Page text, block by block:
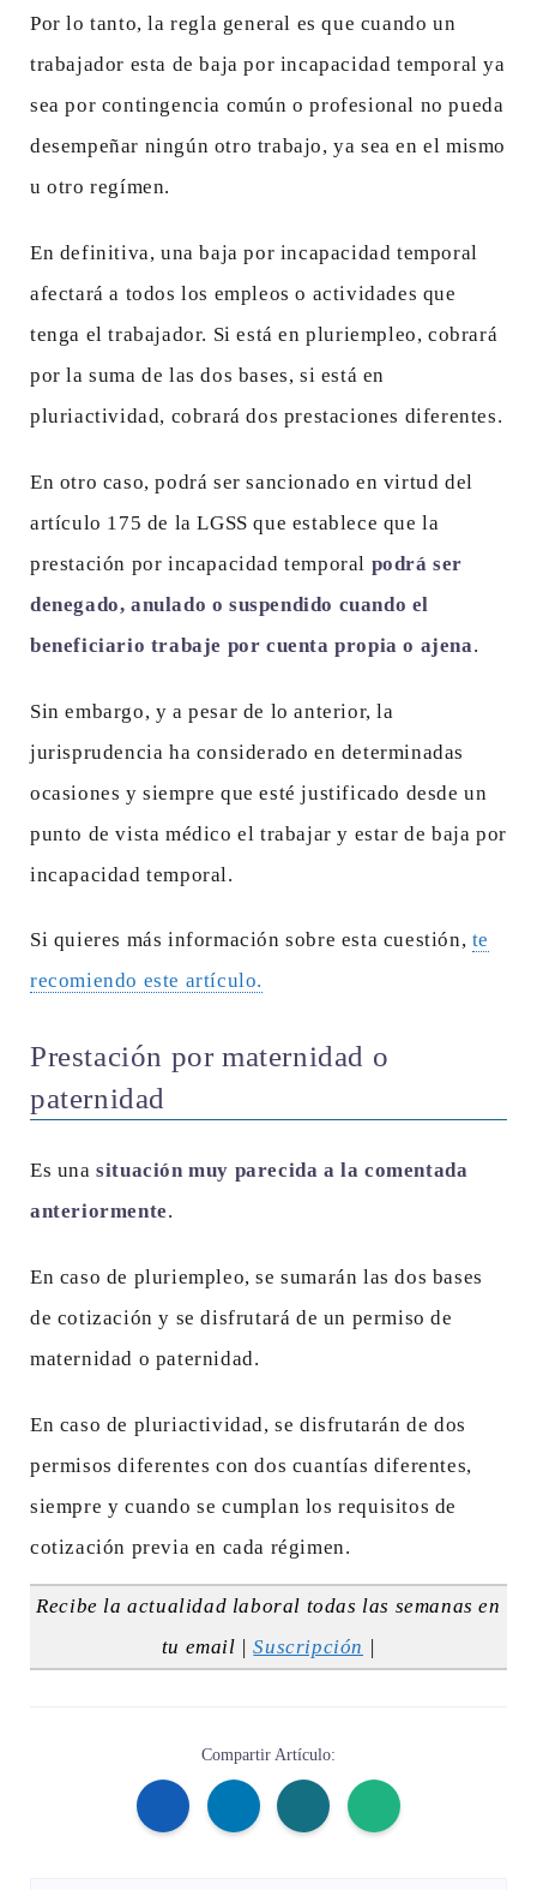
Por lo tanto, la regla general es que cuando un
trabajador esta de baja por incapacidad temporal ya
sea por contingencia común o profesional no pueda
desempeñar ningún otro trabajo, ya sea en el mismo
u otro regímen.
En definitiva, una baja por incapacidad temporal
afectará a todos los empleos o actividades que
tenga el trabajador. Si está en pluriempleo, cobrará
por la suma de las dos bases, si está en
pluriactividad, cobrará dos prestaciones diferentes.
En otro caso, podrá ser sancionado en virtud del
artículo 175 de la LGSS que establece que la
prestación por incapacidad temporal podrá ser
denegado, anulado o suspendido cuando el
beneficiario trabaje por cuenta propia o ajena.
Sin embargo, y a pesar de lo anterior, la
jurisprudencia ha considerado en determinadas
ocasiones y siempre que esté justificado desde un
punto de vista médico el trabajar y estar de baja por
incapacidad temporal.
Si quieres más información sobre esta cuestión, te
recomiendo este artículo.
Prestación por maternidad o
paternidad
Es unasituación muy parecida a la comentada
anteriormente.
En caso de pluriempleo, se sumarán las dos bases
de cotización y se disfrutará de un permiso de
maternidad o paternidad.
En caso de pluriactividad, se disfrutarán de dos
permisos diferentes con dos cuantías diferentes,
siempre y cuando se cumplan los requisitos de
cotización previa en cada régimen.
Recibe la actualidad laboral todas las semanas en
tu email |Suscripción |
Compartir Artículo: